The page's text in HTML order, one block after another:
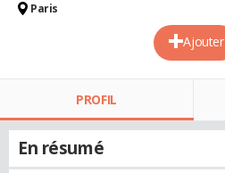
Ajouter
Paris
PROFIL
En résumé